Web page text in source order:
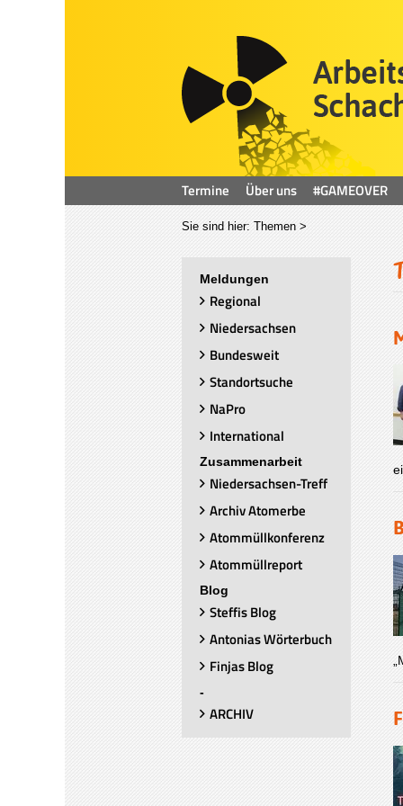
Termine Über uns #GAMEOVER
Sie sind hier: Themen >
Meldungen
Regional
Niedersachsen
Bundesweit
Standortsuche
NaPro
International
Zusammenarbeit
Niedersachsen-Treff
Archiv Atomerbe
Atommüllkonferenz
Atommüllreport
Blog
Steffis Blog
Antonias Wörterbuch
Finjas Blog
-
ARCHIV